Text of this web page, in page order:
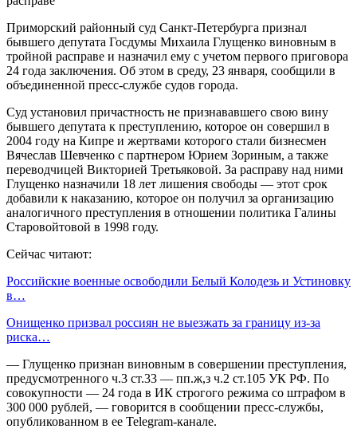
Приморский районный суд Санкт-Петербурга признал
бывшего депутата Госдумы Михаила Глущенко виновным в
тройной расправе и назначил ему с учетом первого приговора
24 года заключения. Об этом в среду, 23 января, сообщили в
объединенной пресс-службе судов города.
Суд установил причастность не признававшего свою вину
бывшего депутата к преступлению, которое он совершил в
2004 году на Кипре и жертвами которого стали бизнесмен
Вячеслав Шевченко с партнером Юрием Зориным, а также
переводчицей Викторией Третьяковой. За расправу над ними
Глущенко назначили 18 лет лишения свободы — этот срок
добавили к наказанию, которое он получил за организацию
аналогичного преступления в отношении политика Галины
Старовойтовой в 1998 году.
Сейчас читают:
Российские военные освободили Белый Колодезь и Устиновку
в…
Онищенко призвал россиян не выезжать за границу из-за
риска…
— Глущенко признан виновным в совершении преступления,
предусмотренного ч.3 ст.33 — пп.ж,з ч.2 ст.105 УК РФ. По
совокупности — 24 года в ИК строгого режима со штрафом в
300 000 рублей, — говорится в сообщении пресс-службы,
опубликованном в ее Telegram-канале.